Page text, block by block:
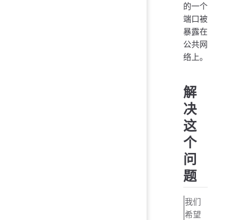
的一个
端口被
暴露在
公共网
络上。
解
决
这
个
问
题
我们
希望